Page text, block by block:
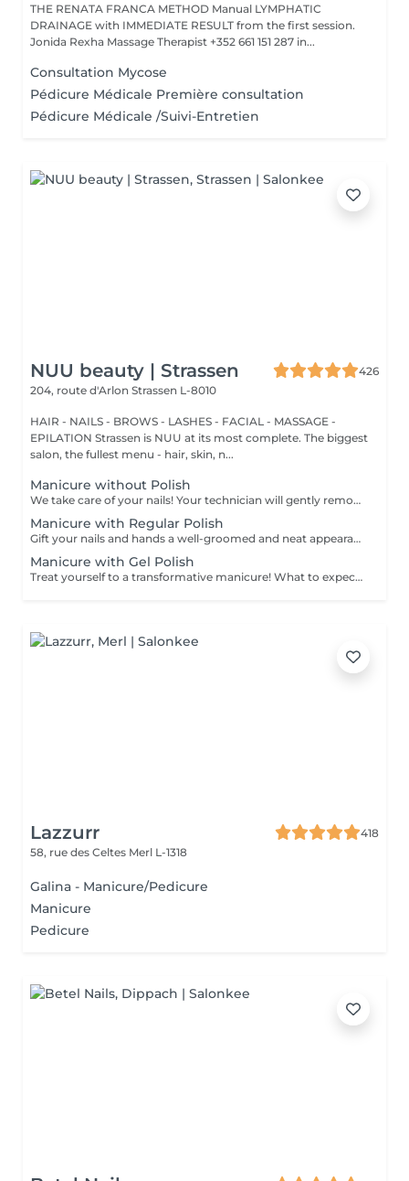
THE RENATA FRANCA METHOD Manual LYMPHATIC
DRAINAGE with IMMEDIATE RESULT from the first session.
Jonida Rexha Massage Therapist +352 661 151 287 in...
Consultation Mycose
Pédicure Médicale Première consultation
Pédicure Médicale /Suivi-Entretien
NUU beauty | Strassen
426
204, route d'Arlon Strassen L-8010
HAIR - NAILS - BROWS - LASHES - FACIAL - MASSAGE -
EPILATION Strassen is NUU at its most complete. The biggest
salon, the fullest menu - hair, skin, n...
Manicure without Polish
We take care of your nails! Your technician will gently remove dead skin cells, shape and file your nails, and buff the outer surface for a smooth, natural finish. Our masters offer edged, hardware, or combined manicures, depending on your preferences. How is a manicure without polish done? - rough skin is gently removed - the shape of the nail plate is delicately corrected - the cuticle and side ridges are carefully tidied up - cuticle oil and hand cream are applied to nourish and hydrate Age restrictions: recommended from 14 years and up. Post procedure recommendations: no special post-care needed for this treatment. Frequency: once every 3 weeks.
Manicure with Regular Polish
Gift your nails and hands a well-groomed and neat appearance! Your technician will effectively remove dead skin cells, shape and file nails, and buff the outer surface. A regular nail polish is applied at the end of this treatment. Our masters do edged, hardware, or combined manicure. How is manicure with simple nail polish done? - rough skin is removed - the shape of the nail plate is corrected - the cuticle and side ridges are corrected - nail polish is applied - cuticle oil and hand cream are applied Age restrictions: recommended to do from 14 years. Post procedure recommendations: there are no post recommendations for this procedure. Frequency: once in 3 weeks.
Manicure with Gel Polish
Treat yourself to a transformative manicure! What to expect: - old polish is removed as a bonus - rough skin is removed - nails are shaped - cuticles and side ridges are polished - reinforcement is performed if chosen - semi-permanent polish is applied - cuticle oil and hand cream are applied Age: 16+ Frequency: every 3 weeks for best results. *Removal of old semi-permanent polish is included with the manicure. If you want a separate removal appointment, we charge €20 for the careful process that protects your nails. For the manicure, we leave a thin layer of old polish under the new layer to enhance the durability of the semi-permanent polish. *Please note that if semipermanent nail polish without manicure is chosen, rough skin, cuticle and side ridges won't be removed.
Lazzurr
418
58, rue des Celtes Merl L-1318
Galina - Manicure/Pedicure
Manicure
Pedicure